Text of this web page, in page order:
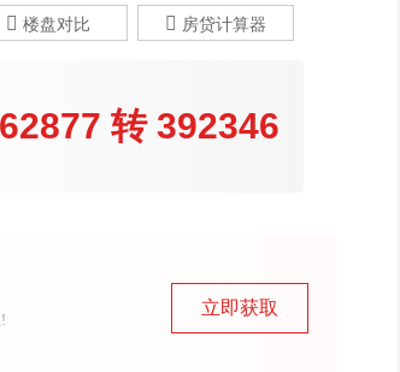
 楼盘对比  房贷计算器
转392346
立即获取